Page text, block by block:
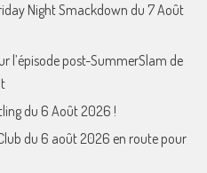
Night Smackdown du 7 Août
l’épisode post-SummerSlam de
du 6 Août 2026 !
du 6 août 2026 en route pour